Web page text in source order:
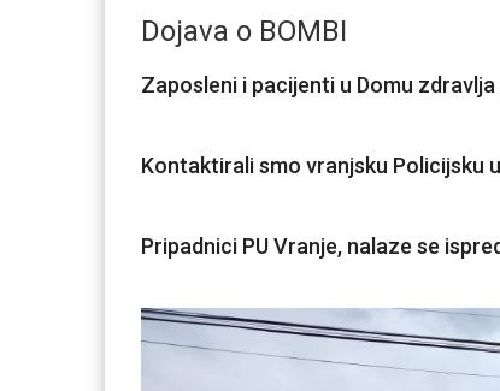
Dojava o BOMBI
Zaposleni i pacijenti u Domu
Kontaktirali smo vranjsku Policijsku
Pripadnici PU Vranje, nalaze se